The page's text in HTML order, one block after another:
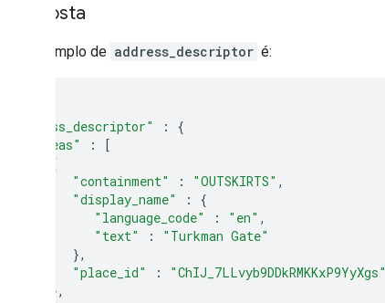
Resposta
Um exemplo de address_descriptor é:
"address_descriptor"
:
{
"areas"
:
[
{
"containment"
: "OUTSKIRTS" ,
"display_name"
:
{
"language_code"
: "en" ,
"text"
:
"Turkman Gate"
},
"place_id"
:
"ChIJ_7LLvyb9DDkRMKKxP9YyXgs"
},